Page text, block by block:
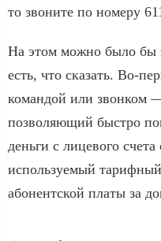
то звоните по номеру
На этом можно было бы
есть, что сказать. Во-
командой или звонком
позволяющий быстро
деньги с лицевого
используемый
абонентской платы за